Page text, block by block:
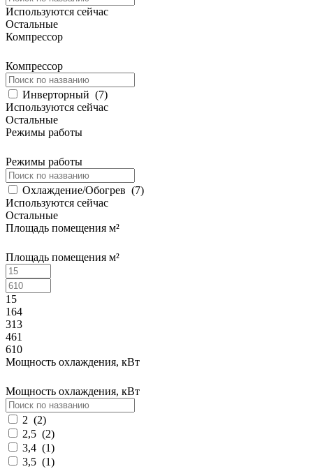
Используются сейчас
Остальные
Компрессор
Компрессор
Инверторный (7)
Используются сейчас
Остальные
Режимы работы
Режимы работы
Охлаждение/Обогрев (7)
Используются сейчас
Остальные
Площадь помещения м²
Площадь помещения м²
15
164
313
461
610
Мощность охлаждения, кВт
Мощность охлаждения, кВт
2 (2)
2,5 (2)
3,4 (1)
3,5 (1)